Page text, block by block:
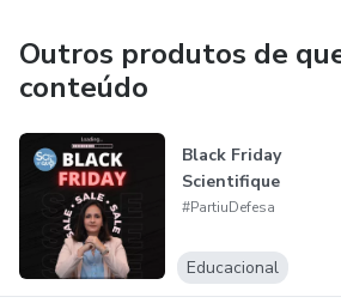
Outros produtos de
conteúdo
Black Friday
Scientifique
#PartiuDefesa
Educacional